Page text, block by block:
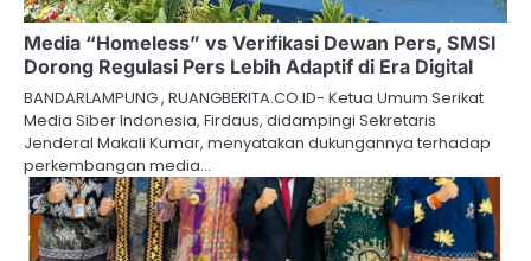
Media “Homeless” vs Verifikasi Dewan Pers, SMSI
Dorong Regulasi Pers Lebih Adaptif di Era Digital
BANDARLAMPUNG , RUANGBERITA.CO.ID- Ketua Umum Serikat
Media Siber Indonesia, Firdaus, didampingi Sekretaris
Jenderal Makali Kumar, menyatakan dukungannya terhadap
perkembangan media…